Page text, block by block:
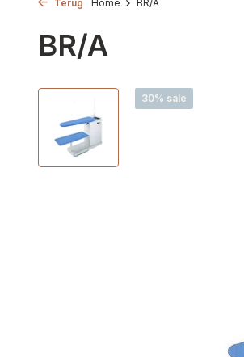
Terug Home BR/A
BR/A
30% sale